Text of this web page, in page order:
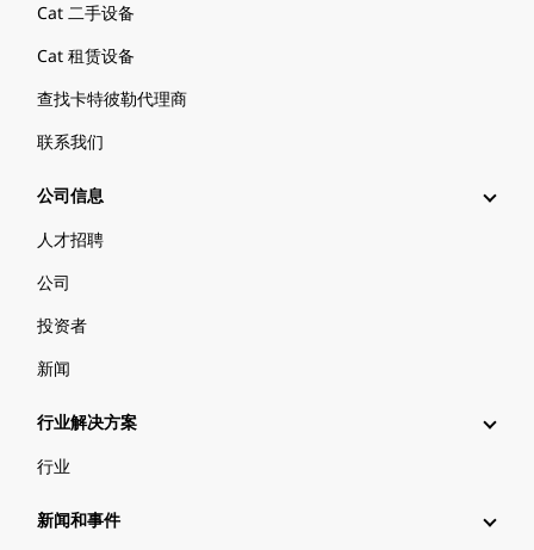
Cat 二手设备
Cat 租赁设备
查找卡特彼勒代理商
联系我们
公司信息
人才招聘
公司
投资者
新闻
行业解决方案
行业
新闻和事件